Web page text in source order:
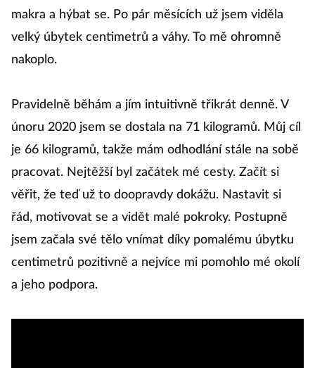
makra a hýbat se. Po pár měsících už jsem viděla
velký úbytek centimetrů a váhy. To mě ohromně
nakoplo.
Pravidelně běhám a jím intuitivně třikrát denně. V
únoru 2020 jsem se dostala na 71 kilogramů. Můj cíl
je 66 kilogramů, takže mám odhodlání stále na sobě
pracovat. Nejtěžší byl začátek mé cesty. Začít si
věřit, že teď už to doopravdy dokážu. Nastavit si
řád, motivovat se a vidět malé pokroky. Postupně
jsem začala své tělo vnímat díky pomalému úbytku
centimetrů pozitivně a nejvíce mi pomohlo mé okolí
a jeho podpora.